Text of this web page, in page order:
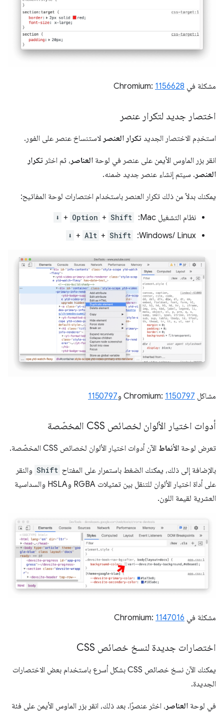
مشكلة في Chromium: 1156628
اختصار جديد لتكرار عنصر
استخدِم الاختصار الجديد تكرار العنصر لاستنساخ عنصر على الفور.
انقر بزر الماوس الأيمن على عنصر في لوحة العناصر ، ثم اختَر تكرار
العنصر . سيتم إنشاء عنصر جديد ضمنه.
يمكنك بدلاً من ذلك تكرار العنصر باستخدام اختصارات لوحة المفاتيح:
نظام التشغيل Mac: ‏ Shift
+
Option
+
⬇️
‫Windows/ Linux: ‏
Shift
+
Alt
+
⬇️
مشاكل Chromium: 1150797 و1150797
أدوات اختيار الألوان لخصائص CSS المخصّصة
تعرض لوحة الأنماط الآن أدوات اختيار الألوان لخصائص CSS المخصّصة.
بالإضافة إلى ذلك، يمكنك الضغط باستمرار على المفتاح Shift والنقر
على أداة اختيار الألوان للتنقل بين تمثيلات RGBA وHSLA والسداسية
العشرية لقيمة اللون.
مشكلة في Chromium: 1147016
اختصارات جديدة لنسخ خصائص CSS
يمكنك الآن نسخ خصائص CSS بشكل أسرع باستخدام بعض الاختصارات
الجديدة.
في لوحة العناصر ، اختَر عنصرًا. بعد ذلك، انقر بزر الماوس الأيمن على فئة